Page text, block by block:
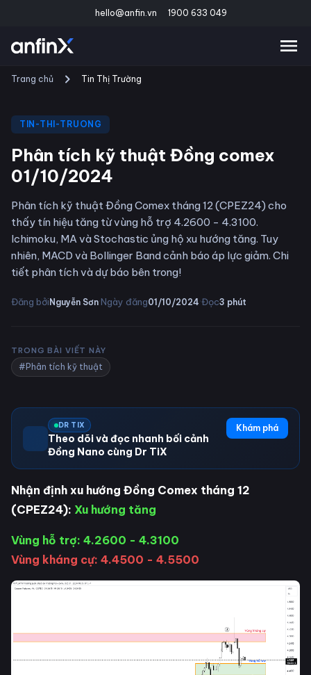
hello@anfin.vn 1900 633 049
Trang chủ Tin Thị Trường
TIN-THI-TRUONG
Phân tích kỹ thuật Đồng comex
01/10/2024
Phân tích kỹ thuật Đồng Comex tháng 12 (CPEZ24) cho
thấy tín hiệu tăng từ vùng hỗ trợ 4.2600 - 4.3100.
Ichimoku, MA và Stochastic ủng hộ xu hướng tăng. Tuy
nhiên, MACD và Bollinger Band cảnh báo áp lực giảm. Chi
tiết phân tích và dự báo bên trong!
Đăng bởiNguyễn Sơn·Ngày đăng01/10/2024·Đọc3 phút
TRONG BÀI VIẾT NÀY
#Phân tích kỹ thuật
DR TIX
Theo dõi và đọc nhanh bối cảnh
Đồng Nano cùng Dr TiX
Khám phá
Nhận định xu hướng Đồng Comex tháng 12
(CPEZ24): Xu hướng tăng
Vùng hỗ trợ: 4.2600 - 4.3100
Vùng kháng cự: 4.4500 - 4.5500